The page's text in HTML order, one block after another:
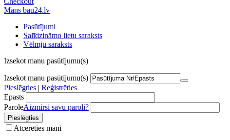
Mans bau24.lv
Pasūtījumi
Salīdzināmo lietu saraksts
Vēlmju saraksts
Izsekot manu pasūtījumu(s)
Izsekot manu pasūtījumu(s)
Pieslēgties | Reģistrēties
Epasts
ParoleAizmirsi savu paroli?
Atcerēties mani